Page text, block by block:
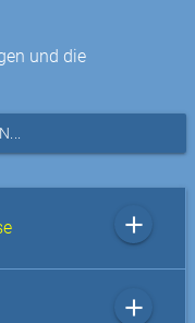
und die
add
add